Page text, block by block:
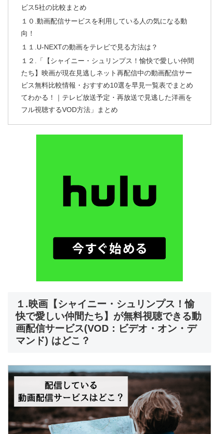
ビス5社の比較まとめ
１０.動画配信サービスを利用している人の気になる動
向！
１１.U-NEXTの動画をテレビで見る方法は？
１２.「【シャイニー・シュリンプス！愉快で愛しい仲間
たち】映画が現在見逃しネット再配信中の動画配信サー
ビス無料比較情報・おすすめ10選を早見一覧表でまとめ
てわかる！｜テレビ放送予定・再放送で見逃した洋画を
フル視聴するVOD方法」まとめ
１.映画【シャイニー・シュリンプス！愉
快で愛しい仲間たち】が無料視聴できる動
画配信サービス(VOD：ビデオ・オン・デ
マンド) はどこ？